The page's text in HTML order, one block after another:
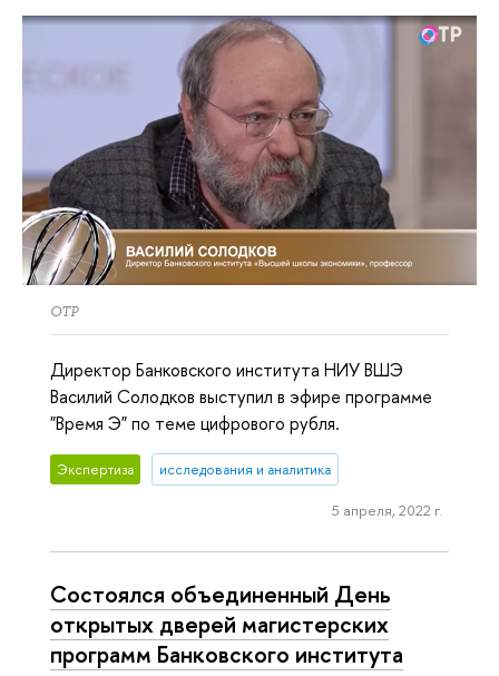
ОТР
Директор Банковского института НИУ ВШЭ
Василий Солодков выступил в эфире программе
"Время Э" по теме цифрового рубля.
Экспертиза исследования и аналитика
5 апреля, 2022 г.
Состоялся объединенный День
открытых дверей магистерских
программ Банковского института